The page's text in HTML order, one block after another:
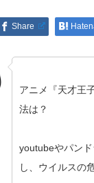
Share
アニメ『天才王
法は？
youtubeやパン
し、ウイルスの